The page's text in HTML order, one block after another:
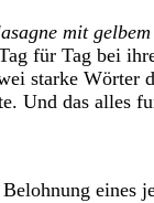
mit
für Tag bei
starke
Und das alles
eines